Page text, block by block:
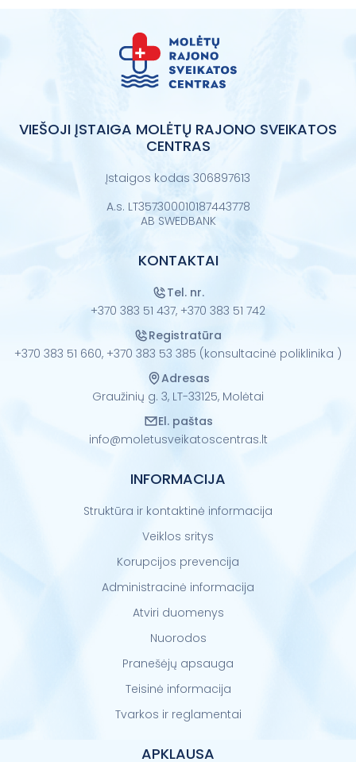
VIEŠOJI ĮSTAIGA MOLĖTŲ RAJONO SVEIKATOS
CENTRAS
Įstaigos kodas 306897613
A.s. LT357300010187443778
AB SWEDBANK
KONTAKTAI
Tel. nr.
+370 383 51 437, +370 383 51 742
Registratūra
+370 383 51 660, +370 383 53 385 (konsultacinė poliklinika )
Adresas
Graužinių g. 3, LT-33125, Molėtai
El. paštas
info@moletusveikatoscentras.lt
INFORMACIJA
Struktūra ir kontaktinė informacija
Veiklos sritys
Korupcijos prevencija
Administracinė informacija
Atviri duomenys
Nuorodos
Pranešėjų apsauga
Teisinė informacija
Tvarkos ir reglamentai
APKLAUSA